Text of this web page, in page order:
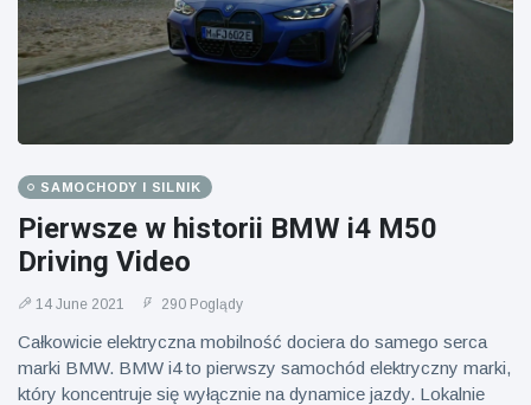
SAMOCHODY I SILNIK
Pierwsze w historii BMW i4 M50
Driving Video
14 June 2021 290 Poglądy
Całkowicie elektryczna mobilność dociera do samego serca
marki BMW. BMW i4 to pierwszy samochód elektryczny marki,
który koncentruje się wyłącznie na dynamice jazdy. Lokalnie